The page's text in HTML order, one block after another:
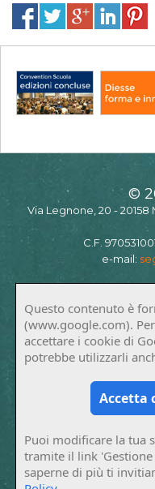
©
Via Legnone, 20 - 20158
C.F.
e-mail:
Questo contenuto è
(www.google.com).
accettare i cookie di
potrebbe utilizzarli
Accetta
Puoi modificare la tua
tramite il link
saperne di più ti